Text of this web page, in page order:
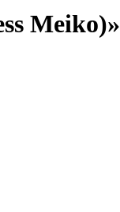
Meiko)»